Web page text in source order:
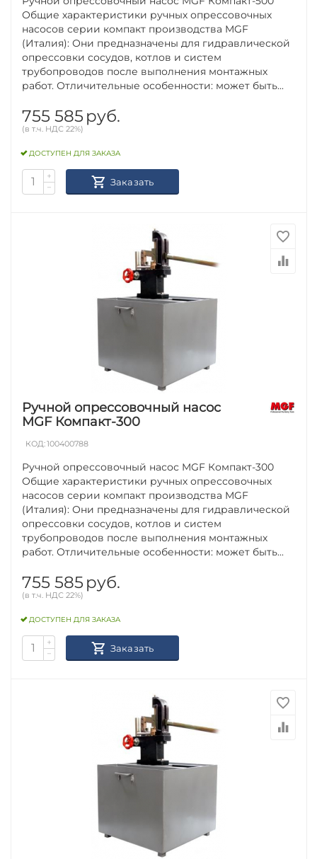
Общие характеристики ручных опрессовочных
насосов серии компакт производства MGF
(Италия): Они предназначены для гидравлической
опрессовки сосудов, котлов и систем
трубопроводов после выполнения монтажных
работ. Отличительные особенности: может быть...
755 585 руб.
(в т.ч. НДС 22%)
ДОСТУПЕН ДЛЯ ЗАКАЗА
+
−
Заказать
Ручной опрессовочный насос
MGF Компакт-300
КОД:100400788
Ручной опрессовочный насос MGF Компакт-300
Общие характеристики ручных опрессовочных
насосов серии компакт производства MGF
(Италия): Они предназначены для гидравлической
опрессовки сосудов, котлов и систем
трубопроводов после выполнения монтажных
работ. Отличительные особенности: может быть...
755 585 руб.
(в т.ч. НДС 22%)
ДОСТУПЕН ДЛЯ ЗАКАЗА
+
−
Заказать